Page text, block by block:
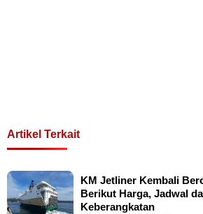
Artikel Terkait
KM Jetliner Kembali
Berikut Harga, Jadwal
Keberangkatan